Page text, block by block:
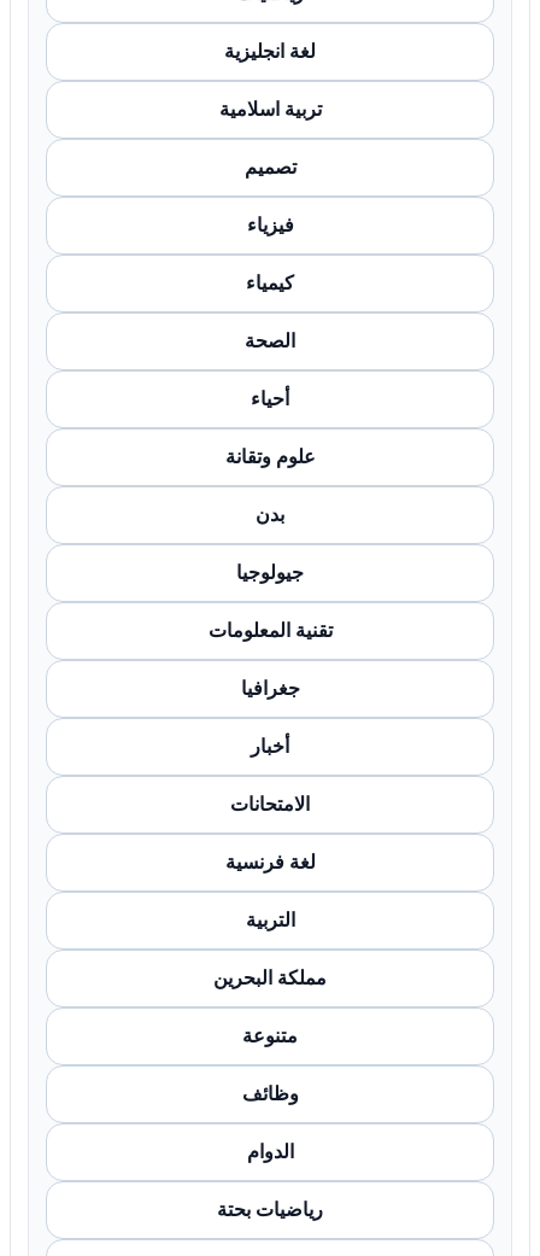
لغة انجليزية
تربية اسلامية
تصميم
فيزياء
كيمياء
الصحة
أحياء
علوم وتقانة
بدن
جيولوجيا
تقنية المعلومات
جغرافيا
أخبار
الامتحانات
لغة فرنسية
التربية
مملكة البحرين
متنوعة
وظائف
الدوام
رياضيات بحتة